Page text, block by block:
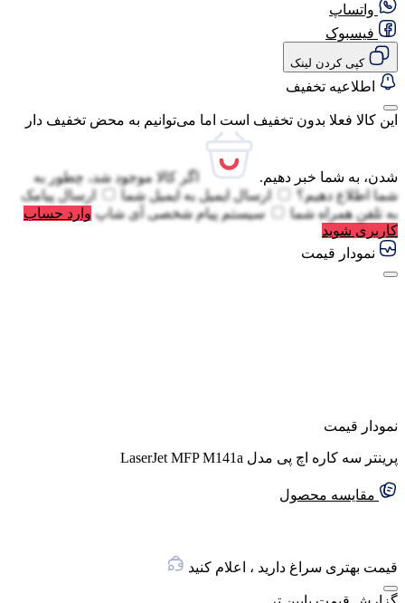
واتساپ
فیسبوک
کپی کردن لینک
اطلاعیه تخفیف
این کالا فعلا بدون تخفیف است اما می‌توانیم به محض تخفیف دار
شدن، به شما خبر دهیم.
اگر کالا موجود شد، چطور به
شما اطلاع دهیم؟
ارسال ایمیل به ایمیل شما
ارسال پیامک
به تلفن همراه شما سیستم پیام شخصی آی شاپ وارد حساب
کاربری شوید
نمودار قیمت
نمودار قیمت
پرینتر سه کاره اچ پی مدل LaserJet MFP M141a
مقایسه محصول
قیمت بهتری سراغ دارید ، اعلام کنید